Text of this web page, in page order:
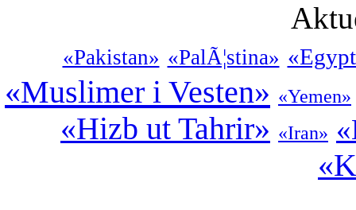
«Pakistan» «PalÃ¦stina»
«Muslimer i Vesten» «Yemen»
«Hizb ut Tahrir» «Iran»